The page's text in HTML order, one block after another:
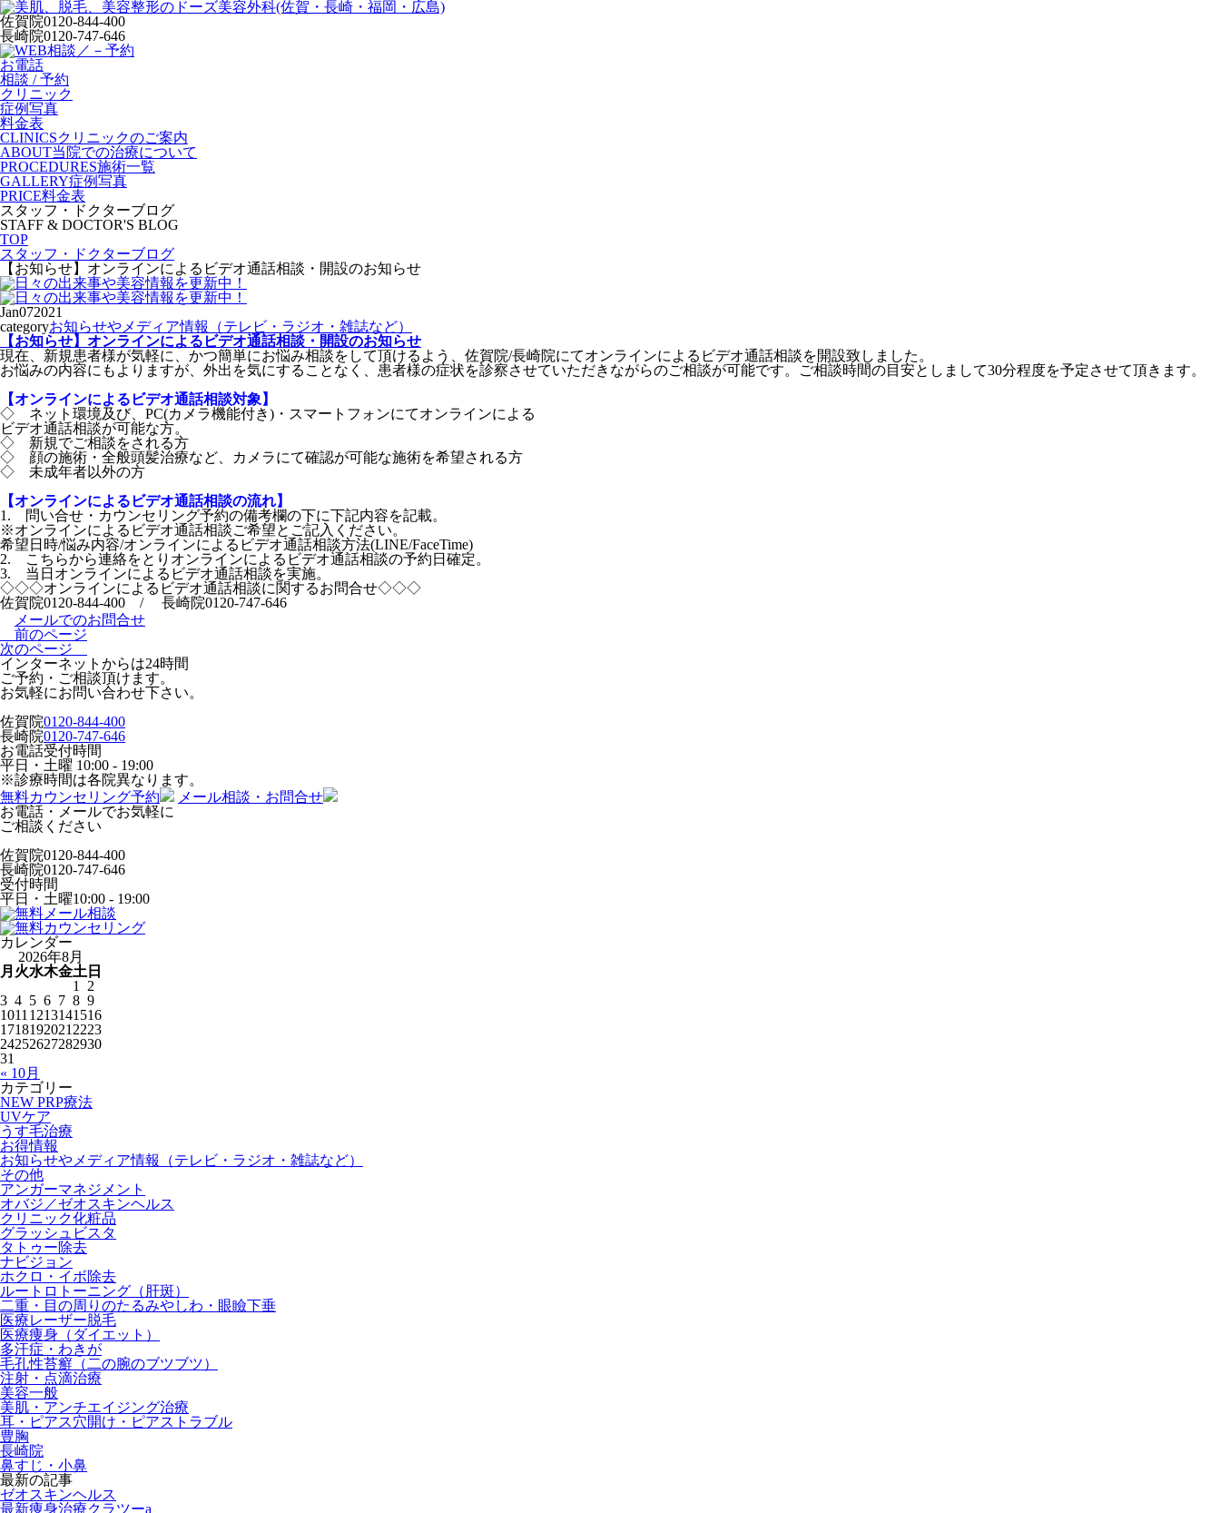
佐賀院0120-844-400
長崎院0120-747-646
お電話
相談 / 予約
クリニック
症例写真
料金表
CLINICSクリニックのご案内
ABOUT当院での治療について
PROCEDURES施術一覧
GALLERY症例写真
PRICE料金表
スタッフ・ドクターブログ
STAFF & DOCTOR'S BLOG
TOP
スタッフ・ドクターブログ
【お知らせ】オンラインによるビデオ通話相談・開設のお知らせ
Jan072021
categoryお知らせやメディア情報（テレビ・ラジオ・雑誌など）
【お知らせ】オンラインによるビデオ通話相談・開設のお知らせ
現在、新規患者様が気軽に、かつ簡単にお悩み相談をして頂けるよう、佐賀院/長崎院にてオンラインによるビデオ通話相談を開設致しました。
お悩みの内容にもよりますが、外出を気にすることなく、患者様の症状を診察させていただきながらのご相談が可能です。ご相談時間の目安としまして30分程度を予定させて頂きます。
【オンラインによるビデオ通話相談対象】
◇ ネット環境及び、PC(カメラ機能付き)・スマートフォンにてオンラインによる
ビデオ通話相談が可能な方。
◇ 新規でご相談をされる方
◇ 顔の施術・全般頭髪治療など、カメラにて確認が可能な施術を希望される方
◇ 未成年者以外の方
【オンラインによるビデオ通話相談の流れ】
1. 問い合せ・カウンセリング予約の備考欄の下に下記内容を記載。
※オンラインによるビデオ通話相談ご希望とご記入ください。
希望日時/悩み内容/オンラインによるビデオ通話相談方法(LINE/FaceTime)
2. こちらから連絡をとりオンラインによるビデオ通話相談の予約日確定。
3. 当日オンラインによるビデオ通話相談を実施。
◇◇◇オンラインによるビデオ通話相談に関するお問合せ◇◇◇
佐賀院0120-844-400 / 長崎院0120-747-646
メールでのお問合せ
前のページ
次のページ
インターネットからは24時間
ご予約・ご相談頂けます。
お気軽にお問い合わせ下さい。
佐賀院0120-844-400
長崎院0120-747-646
お電話受付時間
平日・土曜 10:00 - 19:00
※診療時間は各院異なります。
無料カウンセリング予約
メール相談・お問合せ
お電話・メールでお気軽に
ご相談ください
佐賀院0120-844-400
長崎院0120-747-646
受付時間
平日・土曜10:00 - 19:00
カレンダー
2026年8月
月 火水木金土 日
1
2
3 4 5 6 7 8 9
1011 1213141516
1718192021 2223
24252627282930
31
« 10月
カテゴリー
NEW PRP療法
UVケア
うす毛治療
お得情報
お知らせやメディア情報（テレビ・ラジオ・雑誌など）
その他
アンガーマネジメント
オバジ／ゼオスキンヘルス
クリニック化粧品
グラッシュビスタ
タトゥー除去
ナビジョン
ホクロ・イボ除去
ルートロトーニング（肝斑）
二重・目の周りのたるみやしわ・眼瞼下垂
医療レーザー脱毛
医療痩身（ダイエット）
多汗症・わきが
毛孔性苔癬（二の腕のブツブツ）
注射・点滴治療
美容一般
美肌・アンチエイジング治療
耳・ピアス穴開け・ピアストラブル
豊胸
長崎院
鼻すじ・小鼻
最新の記事
ゼオスキンヘルス
最新痩身治療クラツーa